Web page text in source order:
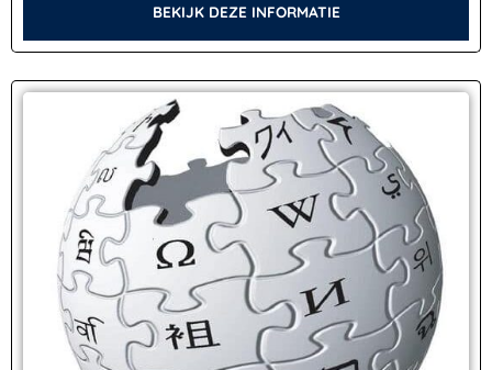
BEKIJK DEZE INFORMATIE